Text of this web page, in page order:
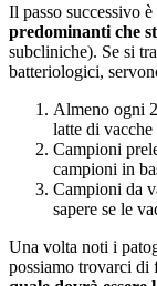
Il passo successivo è
predominanti che
subcliniche). Se si
batteriologici,
Almeno ogni
latte di
Campioni
campioni in
Campioni da
sapere se le
Una volta noti i
possiamo trovarci di